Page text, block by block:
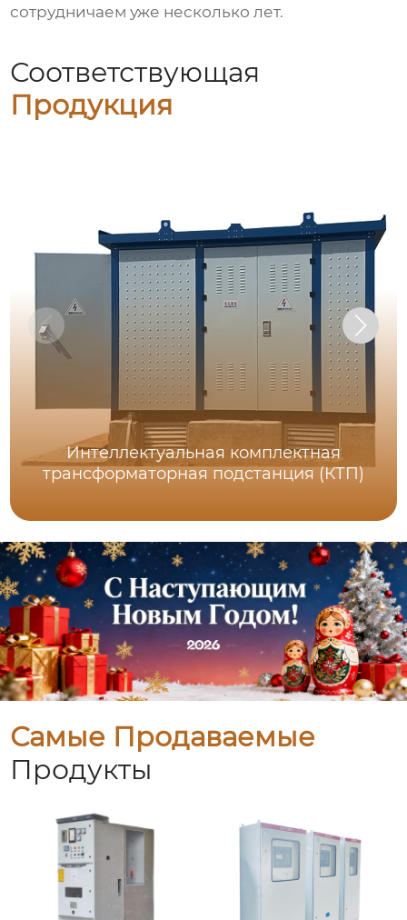
сотрудничаем уже несколько лет.
Соответствующая
Продукция
Интеллектуальная комплектная
трансформаторная подстанция (КТП)
Самые Продаваемые
Продукты